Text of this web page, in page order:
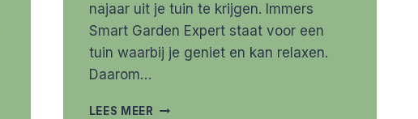
najaar uit je tuin te krijgen. Immers
Smart Garden Expert staat voor een
tuin waarbij je geniet en kan relaxen.
Daarom…
LEES MEER BLADEREN